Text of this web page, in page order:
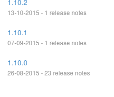
1.10.2
13-10-2015 - 1 release notes
1.10.1
07-09-2015 - 1 release notes
1.10.0
26-08-2015 - 23 release notes